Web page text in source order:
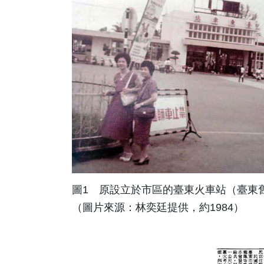
圖1 原設立於市區的臺東火車站（臺東
（圖片來源：林奕廷提供，約1984）